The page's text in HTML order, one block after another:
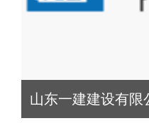
山东一建建设有限